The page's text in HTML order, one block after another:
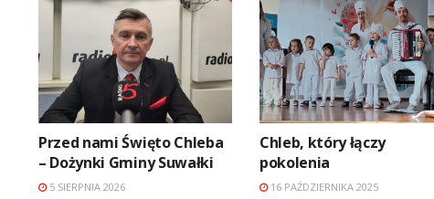
Przed nami Święto Chleba
– Dożynki Gminy Suwałki
5 SIERPNIA 2026
Chleb, który łączy
pokolenia
16 PAŹDZIERNIKA 2025